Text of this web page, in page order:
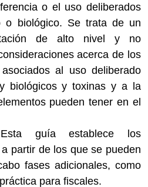
o el uso deliberados
o biológico. Se trata de un
de alto nivel y no
acerca de los
al uso deliberado
biológicos y toxinas y a la
pueden tener en el
guía establece los
partir de los que se pueden
fases adicionales, como
para fiscales.